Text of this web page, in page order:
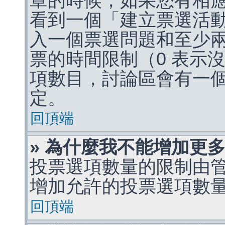
看到一個「建立票選活
入一個票選問題和至少
票的時間限制（0 表示
項數目，討論區會有一
定。
回頂端
» 為什麼我不能增加更
投票選項數量的限制由
增加允許的投票選項數
回頂端